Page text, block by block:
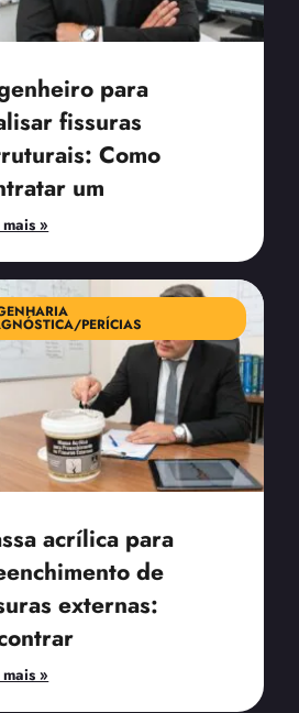
para
fissuras
Como
um
»
PERÍCIAS
acrílica para
de
externas:
»